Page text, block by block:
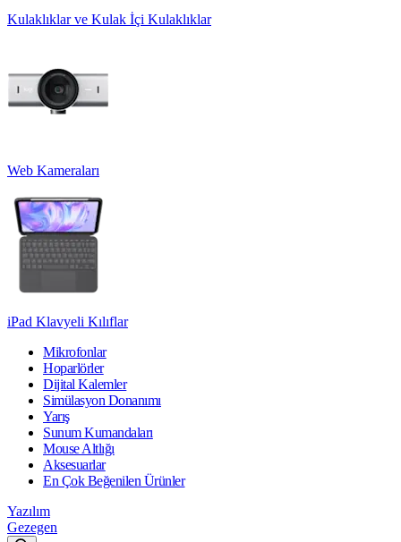
Kulaklıklar ve Kulak İçi Kulaklıklar
Web Kameraları
iPad Klavyeli Kılıflar
Mikrofonlar
Hoparlörler
Dijital Kalemler
Simülasyon Donanımı
Yarış
Sunum Kumandaları
Mouse Altlığı
Aksesuarlar
En Çok Beğenilen Ürünler
Yazılım
Gezegen